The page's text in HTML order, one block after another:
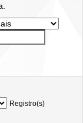
Registro(s)